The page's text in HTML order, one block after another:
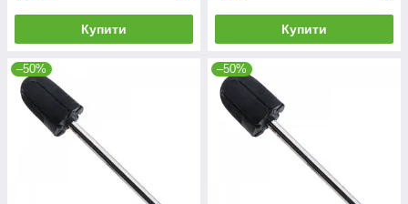
Купити Купити
–50% –50%